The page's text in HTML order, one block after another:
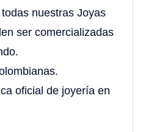
nuestras Joyas
ser comercializadas
oficial de joyería en